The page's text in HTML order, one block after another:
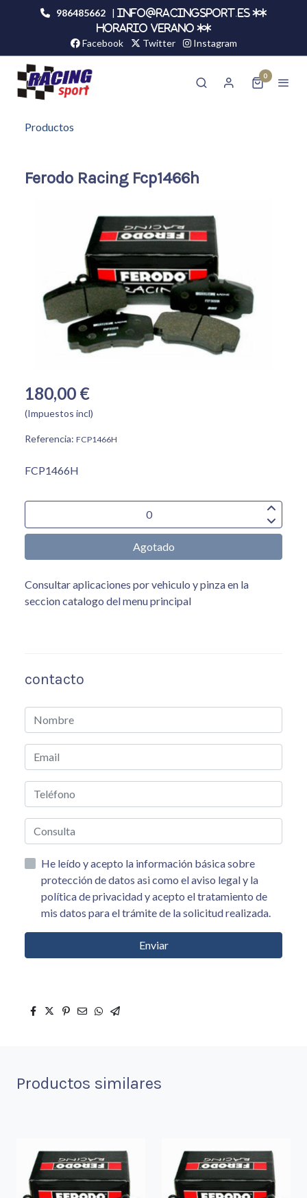
986485662 |
info@racingsport.es **
HORARIO VERANO **
Facebook Twitter Instagram
0
Productos
Ferodo Racing Fcp1466h
180,00 €
(Impuestos incl)
Referencia: FCP1466H
FCP1466H
Agotado
Consultar aplicaciones por vehiculo y pinza en la
seccion catalogo del menu principal
contacto
He leído y acepto la información básica sobre
protección de datos asi como el aviso legal y la
política de privacidad y acepto el tratamiento de
mis datos para el trámite de la solicitud realizada.
Enviar
Productos similares